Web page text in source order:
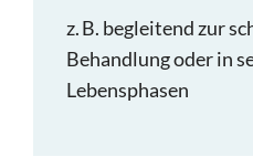
z. B. begleitend zur
Behandlung oder in
Lebensphasen